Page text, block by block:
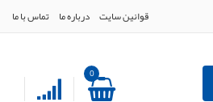
قوانین سایت درباره ما تماس با ما
0